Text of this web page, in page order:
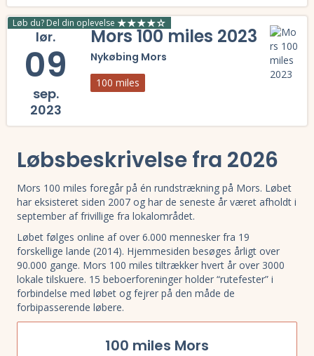
Løb du? Del din oplevelse
lør.
09
sep.
2023
Mors 100 miles 2023
Nykøbing Mors
100 miles
Løbsbeskrivelse fra 2026
Mors 100 miles foregår på én rundstrækning på Mors. Løbet
har eksisteret siden 2007 og har de seneste år været afholdt i
september af frivillige fra lokalområdet.
Løbet følges online af over 6.000 mennesker fra 19
forskellige lande (2014). Hjemmesiden besøges årligt over
90.000 gange. Mors 100 miles tiltrækker hvert år over 3000
lokale tilskuere. 15 beboerforeninger holder “rutefester” i
forbindelse med løbet og fejrer på den måde de
forbipasserende løbere.
100 miles Mors